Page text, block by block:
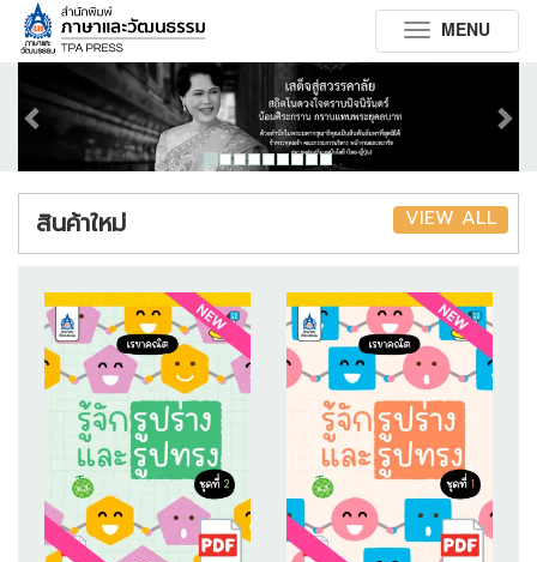
Toggle
navigation
MENU
Previous
สินค้าใหม่ VIEW ALL